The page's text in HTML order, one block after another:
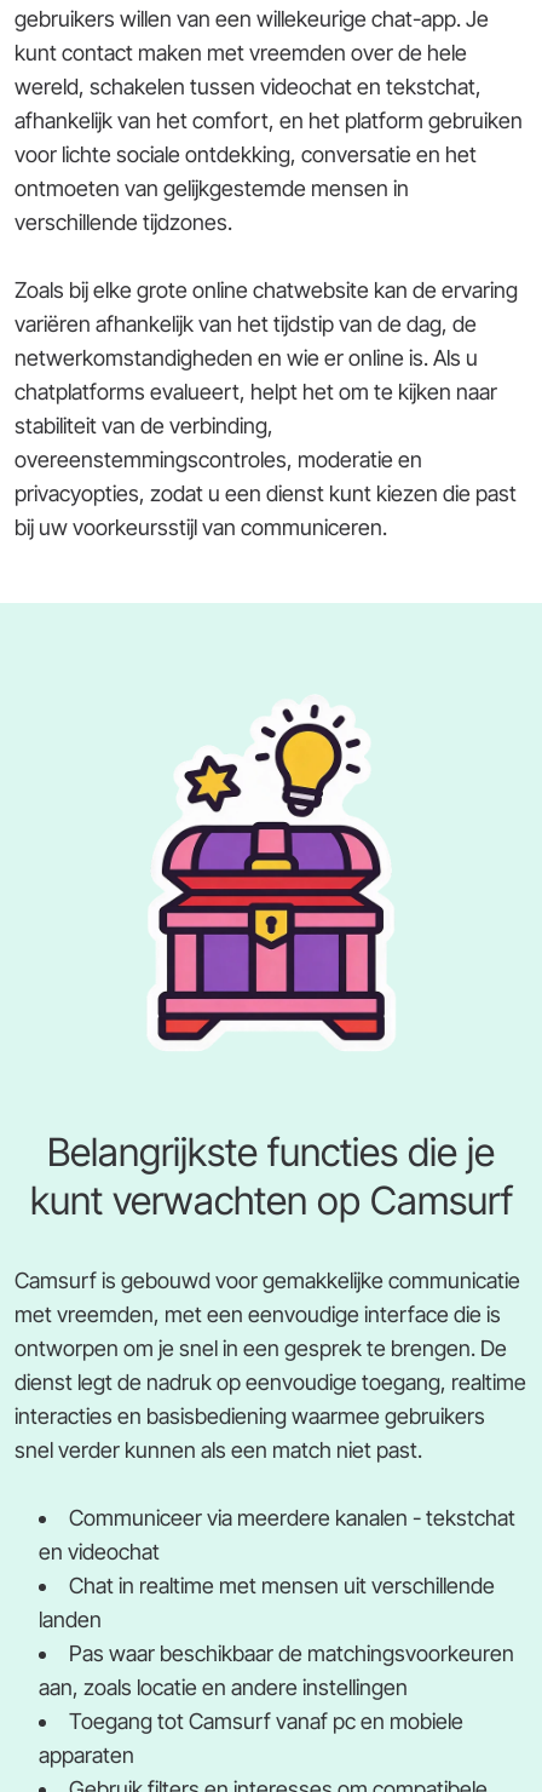
gebruikers willen van een willekeurige chat-app. Je
kunt contact maken met vreemden over de hele
wereld, schakelen tussen videochat en tekstchat,
afhankelijk van het comfort, en het platform gebruiken
voor lichte sociale ontdekking, conversatie en het
ontmoeten van gelijkgestemde mensen in
verschillende tijdzones.
Zoals bij elke grote online chatwebsite kan de ervaring
variëren afhankelijk van het tijdstip van de dag, de
netwerkomstandigheden en wie er online is. Als u
chatplatforms evalueert, helpt het om te kijken naar
stabiliteit van de verbinding,
overeenstemmingscontroles, moderatie en
privacyopties, zodat u een dienst kunt kiezen die past
bij uw voorkeursstijl van communiceren.
Belangrijkste functies die je
kunt verwachten op Camsurf
Camsurf is gebouwd voor gemakkelijke communicatie
met vreemden, met een eenvoudige interface die is
ontworpen om je snel in een gesprek te brengen. De
dienst legt de nadruk op eenvoudige toegang, realtime
interacties en basisbediening waarmee gebruikers
snel verder kunnen als een match niet past.
Communiceer via meerdere kanalen - tekstchat
en videochat
Chat in realtime met mensen uit verschillende
landen
Pas waar beschikbaar de matchingsvoorkeuren
aan, zoals locatie en andere instellingen
Toegang tot Camsurf vanaf pc en mobiele
apparaten